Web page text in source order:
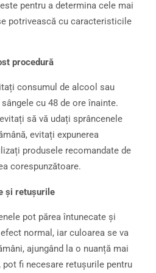
pentru a determina cele mai
potrivească cu caracteristicile
procedură
consumul de alcool sau
cu 48 de ore înainte.
să vă udați sprâncenele
evitați expunerea
produsele recomandate de
corespunzătoare.
și retușurile
pot părea întunecate și
normal, iar culoarea se va
ajungând la o nuanță mai
pot fi necesare retușurile pentru